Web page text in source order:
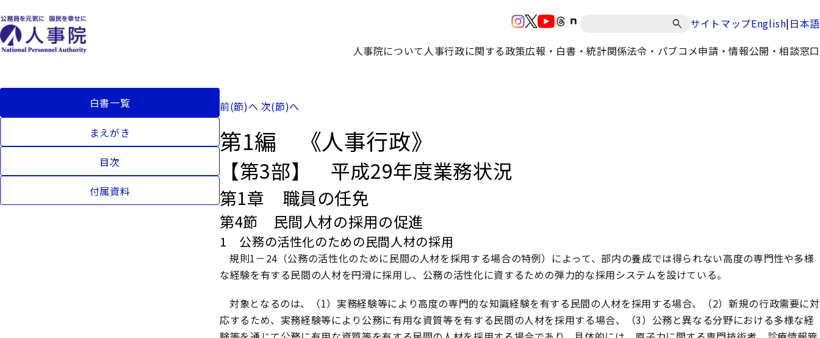
サイトマップEnglish|日本語
人事院について 人事行政に関する政策広報・白書・統計関係法令・パブコメ申請・情報公開・相談窓口
白書一覧
まえがき
目次
付属資料
前(節)へ 次(節)へ
第1編 《人事行政》
【第3部】 平成29年度業務状況
第1章 職員の任免
第4節 民間人材の採用の促進
1 公務の活性化のための民間人材の採用
規則1－24（公務の活性化のために民間の人材を採用する場合の特例）によって、部内の養成では得られない高度の専門性や多様
な経験を有する民間の人材を円滑に採用し、公務の活性化に資するための弾力的な採用システムを設けている。
対象となるのは、（1）実務経験等により高度の専門的な知識経験を有する民間の人材を採用する場合、（2）新規の行政需要に対
応するため、実務経験等により公務に有用な資質等を有する民間の人材を採用する場合、（3）公務と異なる分野における多様な経